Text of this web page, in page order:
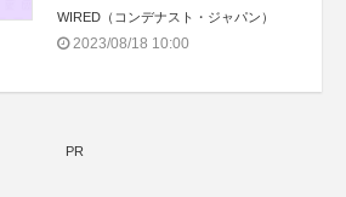
WIRED（コンデナスト・ジャパン）
2023/08/18 10:00
PR